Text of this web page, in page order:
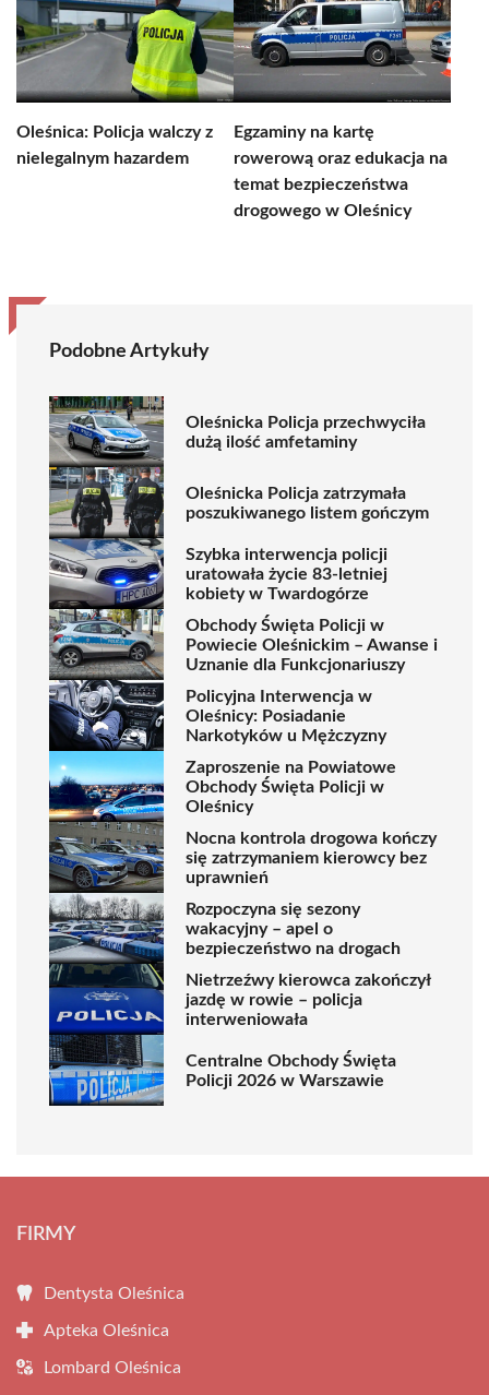
Oleśnica: Policja walczy z
nielegalnym hazardem
Egzaminy na kartę
rowerową oraz edukacja na
temat bezpieczeństwa
drogowego w Oleśnicy
Podobne Artykuły
Oleśnicka Policja przechwyciła
dużą ilość amfetaminy
Oleśnicka Policja zatrzymała
poszukiwanego listem gończym
Szybka interwencja policji
uratowała życie 83-letniej
kobiety w Twardogórze
Obchody Święta Policji w
Powiecie Oleśnickim – Awanse i
Uznanie dla Funkcjonariuszy
Policyjna Interwencja w
Oleśnicy: Posiadanie
Narkotyków u Mężczyzny
Zaproszenie na Powiatowe
Obchody Święta Policji w
Oleśnicy
Nocna kontrola drogowa kończy
się zatrzymaniem kierowcy bez
uprawnień
Rozpoczyna się sezony
wakacyjny – apel o
bezpieczeństwo na drogach
Nietrzeźwy kierowca zakończył
jazdę w rowie – policja
interweniowała
Centralne Obchody Święta
Policji 2026 w Warszawie
FIRMY
Dentysta Oleśnica
Apteka Oleśnica
Lombard Oleśnica